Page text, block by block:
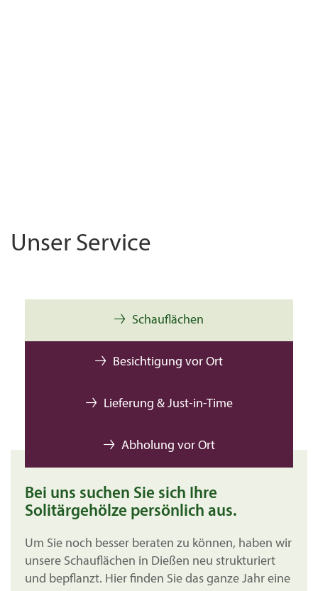
Unser Service
Schauflächen
Besichtigung vor Ort
Lieferung & Just-in-Time
Abholung vor Ort
Bei uns suchen Sie sich Ihre
Solitärgehölze persönlich aus.
Um Sie noch besser beraten zu können, haben wir
unsere Schauflächen in Dießen neu strukturiert
und bepflanzt. Hier finden Sie das ganze Jahr eine